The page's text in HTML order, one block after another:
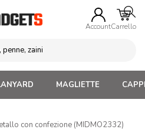
AccountCarrello
MAGLIETTE
con confezione (MIDMO2332)